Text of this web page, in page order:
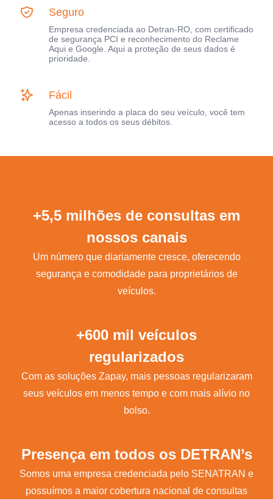
Seguro
Empresa credenciada ao Detran-RO, com certificado
de segurança PCI e reconhecimento do Reclame
Aqui e Google. Aqui a proteção de seus dados é
prioridade.
Fácil
Apenas inserindo a placa do seu veículo, você tem
acesso a todos os seus débitos.
+5,5 milhões de consultas em
nossos canais
Um número que diariamente cresce, oferecendo
segurança e comodidade para proprietários de
veículos.
+600 mil veículos
regularizados
Com as soluções Zapay, mais pessoas regularizaram
seus veículos em menos tempo e com mais alívio no
bolso.
Presença em todos os DETRAN’s
Somos uma empresa credenciada pelo SENATRAN e
possuímos a maior cobertura nacional de consultas